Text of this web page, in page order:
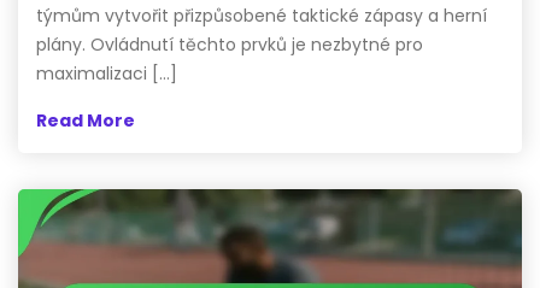
týmům vytvořit přizpůsobené taktické zápasy a herní
plány. Ovládnutí těchto prvků je nezbytné pro
maximalizaci […]
Read More